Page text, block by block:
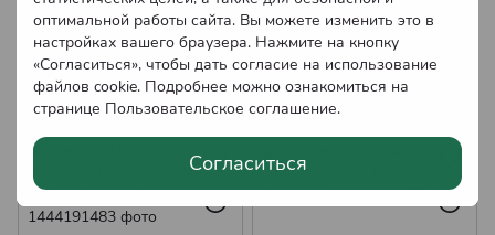
оптимальной работы сайта. Вы можете изменить это в
настройках вашего браузера. Нажмите на кнопку
«Согласиться», чтобы дать согласие на использование
файлов cookie. Подробнее можно ознакомиться на
странице Пользовательское соглашение.
Согласиться
колоновидной Восторг
(средняя)
195.00 грн
Нет в наличии
Оптовые цены
колоновидной Малютка
(ранняя)
200.00 грн
Оптовые цены